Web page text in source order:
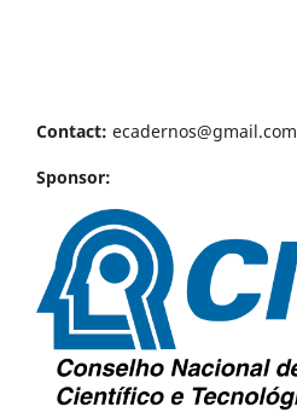
Contact: ecadernos@gmail.com
Sponsor: